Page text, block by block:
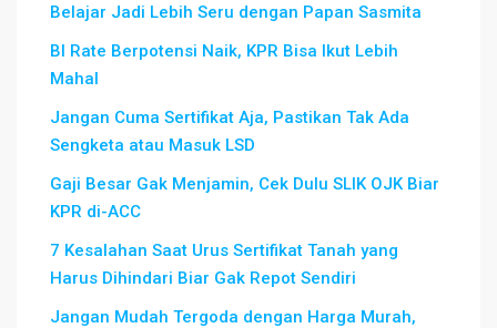
Belajar Jadi Lebih Seru dengan Papan Sasmita
BI Rate Berpotensi Naik, KPR Bisa Ikut Lebih
Mahal
Jangan Cuma Sertifikat Aja, Pastikan Tak Ada
Sengketa atau Masuk LSD
Gaji Besar Gak Menjamin, Cek Dulu SLIK OJK Biar
KPR di-ACC
7 Kesalahan Saat Urus Sertifikat Tanah yang
Harus Dihindari Biar Gak Repot Sendiri
Jangan Mudah Tergoda dengan Harga Murah,